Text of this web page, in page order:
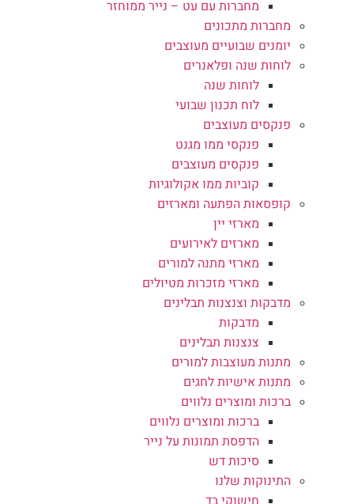
מחברות עם עט – נייר ממוחזר
מחברות מתכונים
יומנים שבועיים מעוצבים
לוחות שנה ופלאנרים
לוחות שנה
לוח תכנון שבועי
פנקסים מעוצבים
פנקסי ממו מגנט
פנקסים מעוצבים
קוביות ממו אקולוגיות
קופסאות הפתעה ומארזים
מארזי יין
מארזים לאירועים
מארזי מתנה למורים
מארזי מזכרות מטיולים
מדבקות וצנצנות תבלינים
מדבקות
צנצנות תבלינים
מתנות מעוצבות למורים
מתנות אישיות לחגים
ברכות ומוצרים נלווים
ברכות ומוצרים נלווים
הדפסת תמונות על נייר
סיכות דש
התינוקות שלנו